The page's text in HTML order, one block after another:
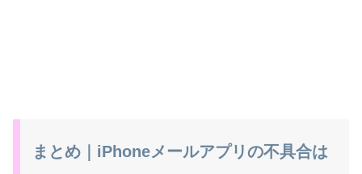
まとめ｜iPhoneメールアプリの不具合は